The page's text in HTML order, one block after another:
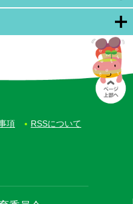
項 RSSについて